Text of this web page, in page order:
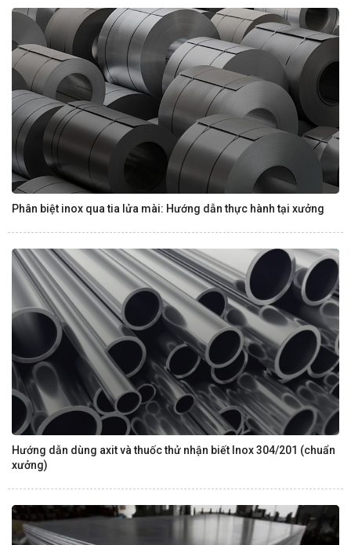
Phân biệt inox qua tia lửa mài: Hướng dẫn thực hành tại xưởng
Hướng dẫn dùng axit và thuốc thử nhận biết Inox 304/201 (chuẩn
xưởng)